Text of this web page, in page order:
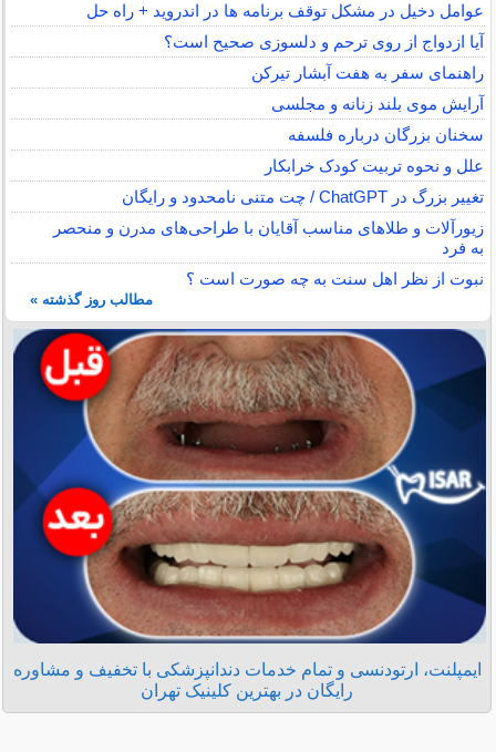
عوامل دخیل در مشکل توقف برنامه ها در اندروید + راه حل
آیا ازدواج از روی ترحم و دلسوزی صحیح است؟
راهنمای سفر به هفت آبشار تیرکن
آرایش موی بلند زنانه و مجلسی
سخنان بزرگان درباره فلسفه
علل و نحوه تربیت کودک خرابکار
تغییر بزرگ در ChatGPT / چت متنی نامحدود و رایگان
زیورآلات و طلاهای مناسب آقایان با طراحی‌های مدرن و منحصر
به فرد
نبوت از نظر اهل سنت به چه صورت است ؟
مطالب روز گذشته »
ایمپلنت، ارتودنسی و تمام خدمات دندانپزشکی با تخفیف و مشاوره
رایگان در بهترین کلینیک تهران